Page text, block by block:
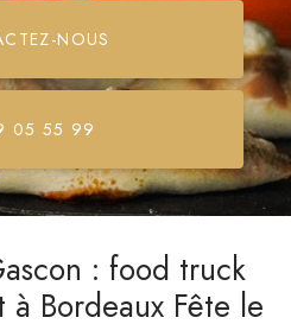
NOUS
05 55 99
: food truck
Bordeaux Fête le